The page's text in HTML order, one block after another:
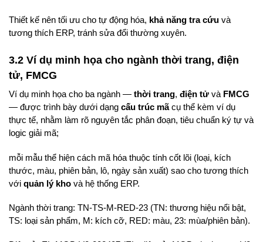
Thiết kế nên tối ưu cho tự động hóa, khả năng tra cứu và
tương thích ERP, tránh sửa đổi thường xuyên.
3.2 Ví dụ minh họa cho ngành thời trang, điện
tử, FMCG
Ví dụ minh họa cho ba ngành — thời trang, điện tử và FMCG
— được trình bày dưới dạng cấu trúc mãcụ thể kèm ví dụ
thực tế, nhằm làm rõ nguyên tắc phân đoạn, tiêu chuẩn ký tự và
logic giải mã;
mỗi mẫu thể hiện cách mã hóa thuộc tính cốt lõi (loại, kích
thước, màu, phiên bản, lô, ngày sản xuất) sao cho tương thích
với quản lý kho và hệ thống ERP.
Ngành thời trang: TN-TS-M-RED-23 (TN: thương hiệu nổi bật,
TS: loại sản phẩm, M: kích cỡ, RED: màu, 23: mùa/phiên bản).